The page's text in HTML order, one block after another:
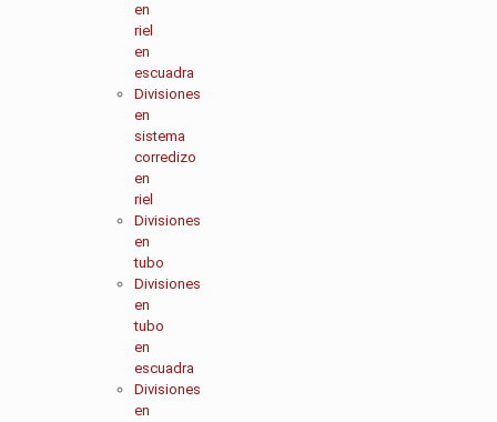
en
riel
en
escuadra
Divisiones
en
sistema
corredizo
en
riel
Divisiones
en
tubo
Divisiones
en
tubo
en
escuadra
Divisiones
en